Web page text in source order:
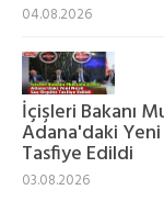
04.08.2026
İçişleri Bakanı
Adana'daki
Tasfiye Edildi
03.08.2026